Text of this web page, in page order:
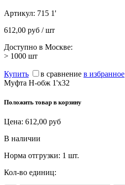
Артикул: 715 1'
612,00 руб / шт
Доступно в Москве:
> 1000 шт
Купить в сравнение в избранное
Муфта Н-обж 1'х32
Положить товар в корзину
Цена: 612,00 руб
В наличии
Норма отгрузки: 1 шт.
Кол-во единиц: